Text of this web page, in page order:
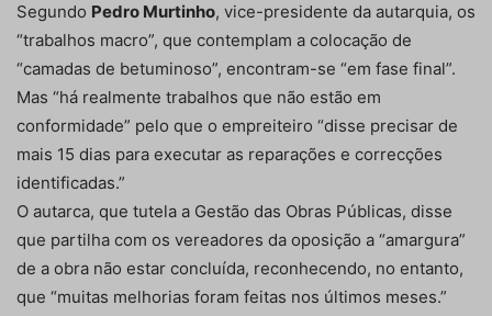
Segundo Pedro Murtinho, vice-presidente da autarquia, os
“trabalhos macro”, que contemplam a colocação de
“camadas de betuminoso”, encontram-se “em fase final”.
Mas “há realmente trabalhos que não estão em
conformidade” pelo que o empreiteiro “disse precisar de
mais 15 dias para executar as reparações e correcções
identificadas.”
O autarca, que tutela a Gestão das Obras Públicas, disse
que partilha com os vereadores da oposição a “amargura”
de a obra não estar concluída, reconhecendo, no entanto,
que “muitas melhorias foram feitas nos últimos meses.”